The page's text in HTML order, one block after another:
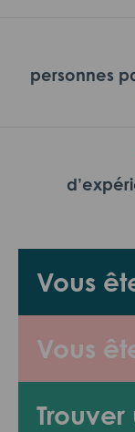
Vous
Vous
personnes